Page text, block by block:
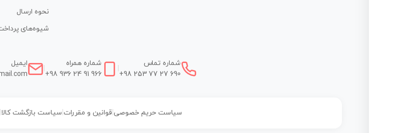
نحوه ارسال
شیوه‌های
شماره تماس
+98 253 77 27 690
شماره همراه
+98 936 24 91 966
ایمیل
سیاست حریم خصوصی| قوانین و مقررات سیاست بازگشت کالا